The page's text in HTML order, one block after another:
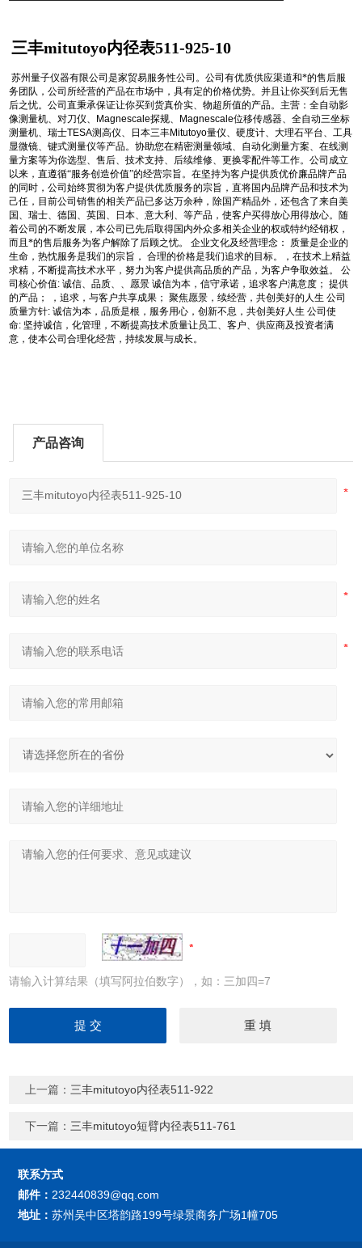
三丰mitutoyo内径表511-925-10
苏州量子仪器有限公司是家贸易服务性公司。公司有优质供应渠道和*的售后服
务团队，公司所经营的产品在市场中，具有定的价格优势。并且让你买到后无售
后之忧。公司直秉承保证让你买到货真价实、物超所值的产品。主营：全自动影
像测量机、对刀仪、
Magnescale探规、 Magnescale位移传感器、全自动三坐标
测量机、瑞士TESA测高仪、日本三丰Mitutoyo量仪、硬度计、大理石平台、工具
显微镜、键式测量仪等产品。协助您在精密测量领域、自动化测量方案、在线测
量方案等为你选型、售后、技术支持、后续维修、更换零配件等工作。公司成立
以来，直遵循“服务创造价值”的经营宗旨。在坚持为客户提供质优价廉品牌产品
的同时，公司始终贯彻为客户提供优质服务的宗旨，直将国内品牌产品和技术为
己任，目前公司销售的相关产品已多达万余种，除国产精品外，还包含了来自美
国、瑞士、德国、英国、日本、意大利、等产品，使客户买得放心用得放心。随
着公司的不断发展，本公司已先后取得国内外众多相关企业的权或特约经销权，
而且*的售后服务为客户解除了后顾之忧。
企业文化及经营理念：
质量是企业的
生命，热忱服务是我们的宗旨， 合理的价格是我们追求的目标。，在技术上精益
求精，不断提高技术水平，努力为客户提供高品质的产品，为客户争取效益。
公
司核心价值:诚信、品质、、愿景 诚信为本，信守承诺，追求客户满意度； 提供
的产品；
，追求，与客户共享成果； 聚焦愿景，续经营，共创美好的人生 公司
质量方针:诚信为本，品质是根，服务用心，创新不息，共创美好人生 公司使
命: 坚持诚信，化管理，不断提高技术质量让员工、客户、供应商及投资者满
意，使本公司合理化经营，持续发展与成长。
产品咨询
请输入计算结果（填写阿拉伯数字），如：三加四=7
上一篇： 三丰mitutoyo内径表511-922
下一篇： 三丰mitutoyo短臂内径表511-761
联系方式
邮件： 232440839@qq.com
地址：苏州吴中区塔韵路199号绿景商务广场1幢705